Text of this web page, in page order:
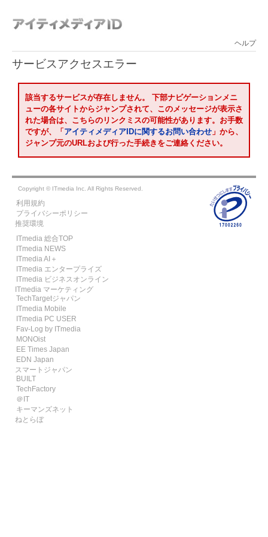
ヘルプ
サービスアクセスエラー
該当するサービスが存在しません。
下部ナビゲーションメニ
ューの各サイトからジャンプされて、このメッセージが表示さ
れた場合は、こちらのリンクミスの可能性があります。お手数
ですが、「 アイティメディアIDに関するお問い合わせ 」から、
ジャンプ元のURLおよび行った手続きをご連絡ください。
Copyright © ITmedia Inc. All Rights Reserved.
利用規約
プライバシーポリシー
推奨環境
ITmedia 総合TOP
ITmedia NEWS
ITmedia AI＋
ITmedia エンタープライズ
ITmedia ビジネスオンライン
ITmedia マーケティング
TechTargetジャパン
ITmedia Mobile
ITmedia PC USER
Fav-Log by ITmedia
MONOist
EE Times Japan
EDN Japan
スマートジャパン
BUILT
TechFactory
＠IT
キーマンズネット
ねとらぼ